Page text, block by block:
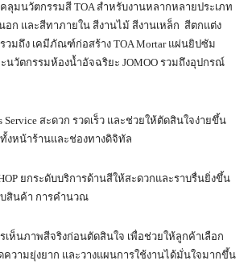
มนวัตกรรมสี TOA สำหรับงานหลากหลายประเภท
อก และสีทาภายใน สีงานไม้ สีงานเหล็ก สีตกแต่ง
วมถึง เคมีภัณฑ์ก่อสร้าง TOA Mortar แผ่นยิปซัม
นวัตกรรมห้องน้ำอัจฉริยะ JOMOO รวมถึงอุปกรณ์
Service สะดวก รวดเร็ว และช่วยให้ตัดสินใจง่ายขึ้น
งหน้าร้านและช่องทางดิจิทัล
ยกระดับบริการด้านสีให้สะดวกและราบรื่นยิ่งขึ้น
บสินค้า การคำนวณ
ห็นภาพสีจริงก่อนตัดสินใจ เพื่อช่วยให้ลูกค้าเลือก
ความยุ่งยาก และวางแผนการใช้งานได้มั่นใจมากขึ้น